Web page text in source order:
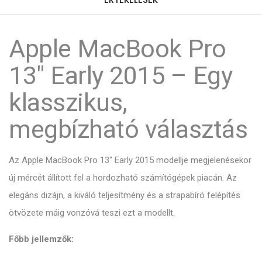
Apple MacBook Pro
13" Early 2015 – Egy
klasszikus,
megbízható választás
Az Apple MacBook Pro 13" Early 2015 modellje megjelenésekor
új mércét állított fel a hordozható számítógépek piacán. Az
elegáns dizájn, a kiváló teljesítmény és a strapabíró felépítés
ötvözete máig vonzóvá teszi ezt a modellt.
Főbb jellemzők: